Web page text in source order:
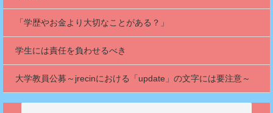
「学歴やお金より大切なことがある？」
学生には責任を負わせるべき
大学教員公募～jrecinにおける「update」の文字には要注意～